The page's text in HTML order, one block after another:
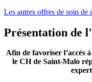
Les autres offres de soin de
Présentation de
Afin de favoriser l’accès
le CH de Saint-Malo